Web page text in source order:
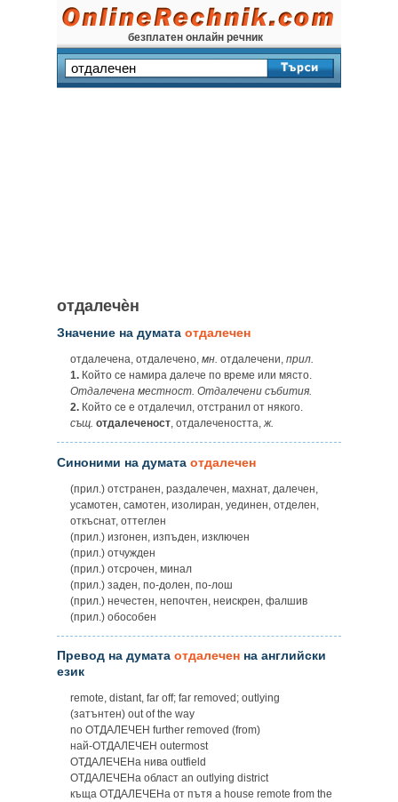
безплатен онлайн речник
отдалечѐн
Значение на думата отдалечен
отдалечена, отдалечено, мн. отдалечени, прил.
1. Който се намира далече по време или място.
Отдалечена местност. Отдалечени събития.
2. Който се е отдалечил, отстранил от някого.
същ. отдалеченост, отдалечеността,ж.
Синоними на думата отдалечен
(прил.) отстранен, раздалечен, махнат, далечен,
усамотен, самотен, изолиран, уединен, отделен,
откъснат, оттеглен
(прил.) изгонен, изпъден, изключен
(прил.) отчужден
(прил.) отсрочен, минал
(прил.) заден, по-долен, по-лош
(прил.) нечестен, непочтен, неискрен, фалшив
(прил.) обособен
Превод на думата отдалечен на английски
език
remote, distant, far off; far removed; outlying
(затънтен) out of the way
no ОТДАЛЕЧЕН further removed (from)
най-ОТДАЛЕЧЕН outermost
ОТДАЛЕЧЕНa нива outfield
ОТДАЛЕЧЕНa област an outlying district
къща ОТДАЛЕЧЕНa от пътя a house remote from the